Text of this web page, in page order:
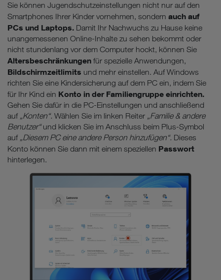
Sie können Jugendschutzeinstellungen nicht nur auf den
Smartphones Ihrer Kinder vornehmen, sondern auch auf
PCs und Laptops. Damit Ihr Nachwuchs zu Hause keine
unangemessenen Online-Inhalte zu sehen bekommt oder
nicht stundenlang vor dem Computer hockt, können Sie
Altersbeschränkungen für spezielle Anwendungen,
Bildschirmzeitlimits und mehr einstellen. Auf Windows
richten Sie eine Kindersicherung auf dem PC ein, indem Sie
für Ihr Kind ein Konto in der Familiengruppe einrichten.
Gehen Sie dafür in die PC-Einstellungen und anschließend
auf „Konten“. Wählen Sie im linken Reiter „Familie & andere
Benutzer“und klicken Sie im Anschluss beim Plus-Symbol
auf „Diesem PC eine andere Person hinzufügen“. Dieses
Konto können Sie dann mit einem speziellen Passwort
hinterlegen.